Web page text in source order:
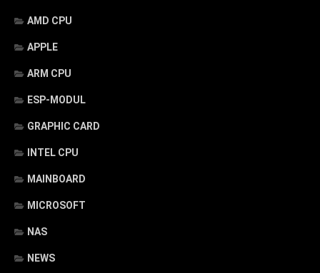
AMD CPU
APPLE
ARM CPU
ESP-MODUL
GRAPHIC CARD
INTEL CPU
MAINBOARD
MICROSOFT
NAS
NEWS